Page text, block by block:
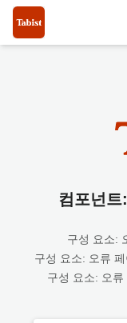
컴포넌
구성 요소:
구성 요소: 오류
구성 요소: 오